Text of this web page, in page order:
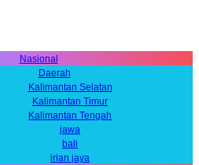
Nasional
Daerah
Kalimantan Selatan
Kalimantan Timur
Kalimantan Tengah
jawa
bali
irian jaya